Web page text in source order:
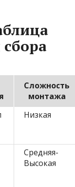
Сложность
монтажа
Низкая
Средняя-
Высокая